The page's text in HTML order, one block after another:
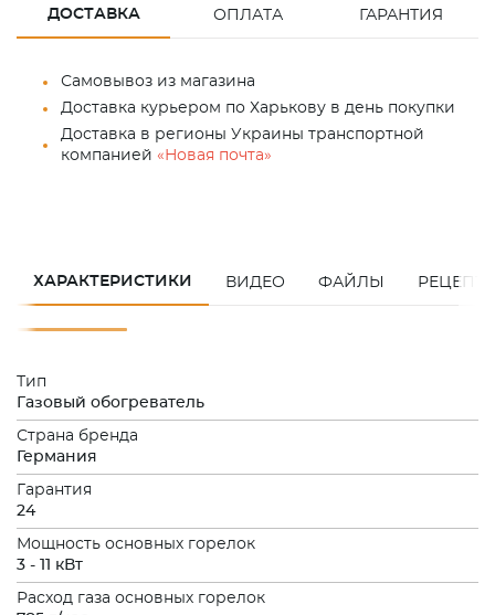
ДОСТАВКА ОПЛАТА ГАРАНТИЯ
Самовывоз из магазина
Доставка курьером по Харькову в день покупки
Доставка в регионы Украины транспортной
компанией «Новая почта»
ХАРАКТЕРИСТИКИ ВИДЕО ФАЙЛЫ
Тип
Газовый обогреватель
Страна бренда
Германия
Гарантия
24
Мощность основных горелок
3 - 11 кВт
Расход газа основных горелок